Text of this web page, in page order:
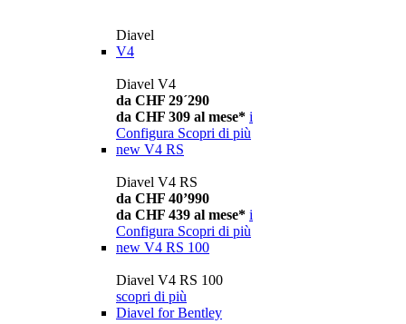
Diavel
V4
Diavel V4
da CHF 29´290
da CHF 309 al mese* i
Configura Scopri di più
new V4 RS
Diavel V4 RS
da CHF 40’990
da CHF 439 al mese* i
Configura Scopri di più
new V4 RS 100
Diavel V4 RS 100
scopri di più
Diavel for Bentley